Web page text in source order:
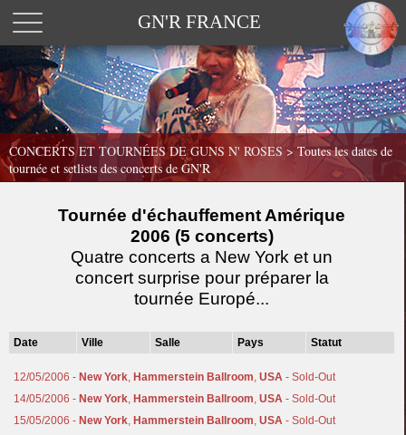
GN'R FRANCE
CONCERTS ET TOURNÉES DE GUNS N' ROSES > Toutes les dates de
tournée et setlists des concerts de GN'R
Tournée d'échauffement Amérique
2006 (5 concerts)
Quatre concerts a New York et un
concert surprise pour préparer la
tournée Europé...
Date Ville Salle Pays Statut
12/05/2006 - New York, Hammerstein Ballroom,USA - Sold-Out
14/05/2006 - New York, Hammerstein Ballroom,USA - Sold-Out
15/05/2006 - New York, Hammerstein Ballroom,USA - Sold-Out